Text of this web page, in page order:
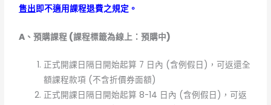
售出即不適用課程退費之規定。
A 、預購課程 (課程標籤為線上：預購中)
正式開課日隔日開始起算 7 日內 (含例假日)，可返還全
額課程款項 (不含折價券面額)
正式開課日隔日開始起算 8-14 日內 (含例假日)，可返